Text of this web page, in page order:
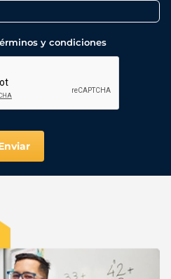
y condiciones